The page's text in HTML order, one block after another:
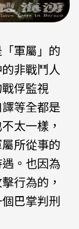
軍屬」的
非戰鬥人
俘監視
等全都是
太一樣，
所從事的
。也因為
行為的，
巴掌判刑